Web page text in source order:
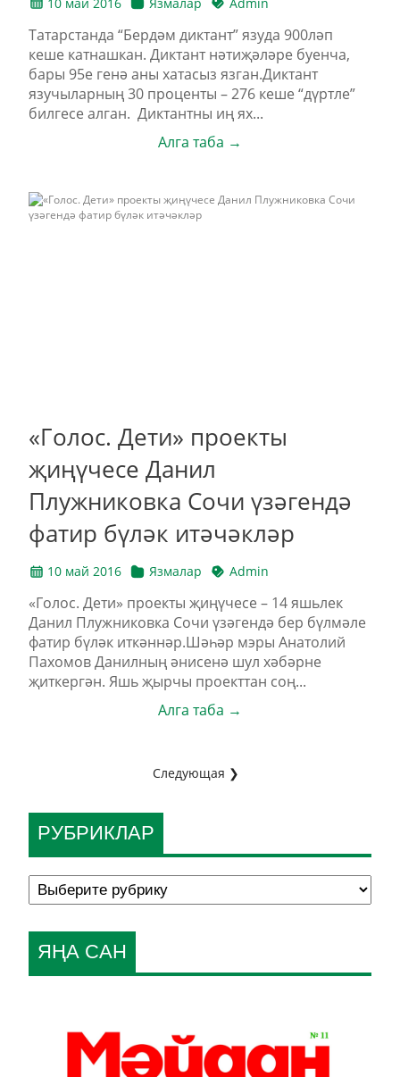
Татарстанда “Бердәм диктант” язуда 900ләп
кеше катнашкан. Диктант нәтиҗәләре буенча,
бары 95е генә аны хатасыз язган.Диктант
язучыларның 30 проценты – 276 кеше “дүртле”
билгесе алган. Диктантны иң ях...
Алга таба →
«Голос. Дети» проекты
җиңүчесе Данил
Плужниковка Сочи үзәгендә
фатир бүләк итәчәкләр
10 май 2016 Язмалар Admin
«Голос. Дети» проекты җиңүчесе – 14 яшьлек
Данил Плужниковка Сочи үзәгендә бер бүлмәле
фатир бүләк иткәннәр.Шәһәр мэры Анатолий
Пахомов Данилның әнисенә шул хәбәрне
җиткергән. Яшь җырчы проекттан соң...
Алга таба →
Следующая ❯
РУБРИКЛАР
ЯҢА САН